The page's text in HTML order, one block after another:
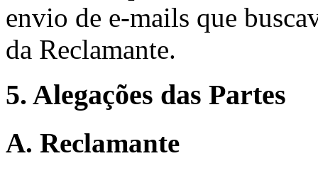
envio de e-mails que
da Reclamante.
5. Alegações das Partes
A. Reclamante